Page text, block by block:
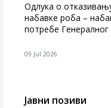
Одлука о
набавке роба –
потребе
09 Jul 2026
Јавни позиви